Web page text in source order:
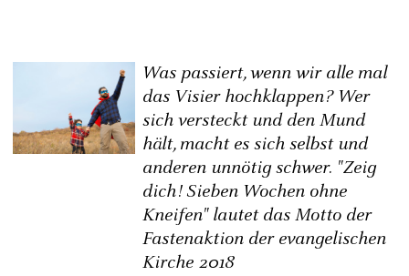
Was passiert, wenn wir alle mal
das Visier hochklappen? Wer
sich versteckt und den Mund
hält, macht es sich selbst und
anderen unnötig schwer. "Zeig
dich! Sieben Wochen ohne
Kneifen" lautet das Motto der
Fastenaktion der evangelischen
Kirche 2018